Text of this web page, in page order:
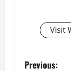
Visit
Previous: